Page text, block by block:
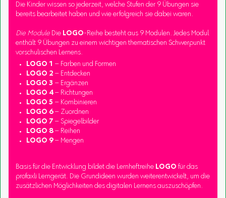
Die Kinder wissen so jederzeit, welche Stufen der 9 Übungen sie
bereits bearbeitet haben und wie erfolgreich sie dabei waren.
Die Module Die LOGO-Reihe besteht aus 9 Modulen. Jedes Modul
enthält 9 Übungen zu einem wichtigen thematischen Schwerpunkt
vorschulischen Lernens.
LOGO 1 – Farben und Formen
LOGO 2 – Entdecken
LOGO 3 – Ergänzen
LOGO 4– Richtungen
LOGO 5 – Kombinieren
LOGO 6– Zuordnen
LOGO 7 – Spiegelbilder
LOGO 8– Reihen
LOGO 9– Mengen
Basis für die Entwicklung bildet die Lernheftreihe LOGO für das
profaxli Lerngerät. Die Grundideen wurden weiterentwickelt, um die
zusätzlichen Möglichkeiten des digitalen Lernens auszuschöpfen.